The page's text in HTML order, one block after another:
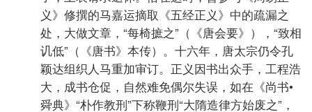
义》修撰的马嘉运摘取《五经正义》中的疏漏之
处，大做文章，“每椅摭之”（《唐会要》），“致相
讥低”（《唐书》本传）。十六年，唐太宗仍令孔
颖达组织人马重加审订。正义因书出众手，工程浩
大，成书仓促，自然难免偶尔失误，如在《尚书•
舜典》“朴作教刑”下称鞭刑“大隋造律方始废之”，